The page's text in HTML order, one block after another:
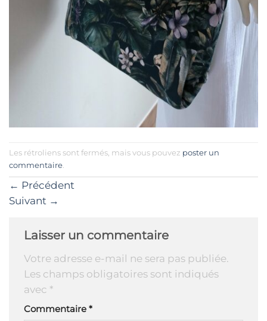
Les rétroliens sont fermés, mais vous pouvez poster un
commentaire.
← Précédent
Suivant →
Laisser un commentaire
Votre adresse e-mail ne sera pas publiée.
Les champs obligatoires sont indiqués
avec *
Commentaire *